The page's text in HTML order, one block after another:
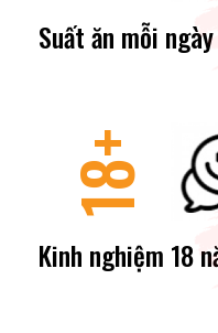
Suất ăn mỗi ngày
18+
Kinh nghiệm 18